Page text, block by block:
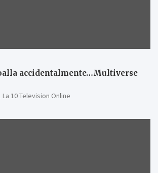
accidentalmente…Multiverse
La 10 Television Online